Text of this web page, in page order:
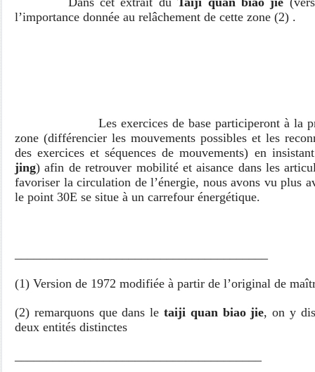
l’importance donnée au relâchement de cette zone (2) .
Les exercices de base participeront à la
zone (différencier les mouvements possibles et les
des exercices et séquences de mouvements) en
jing) afin de retrouver mobilité et aisance dans les
favoriser la circulation de l’énergie, nous avons vu plus
le point 30E se situe à un carrefour énergétique.
(1) Version de 1972 modifiée à partir de l’original de
(2) remarquons que dans le taiji quan biao jie, on y
deux entités distinctes